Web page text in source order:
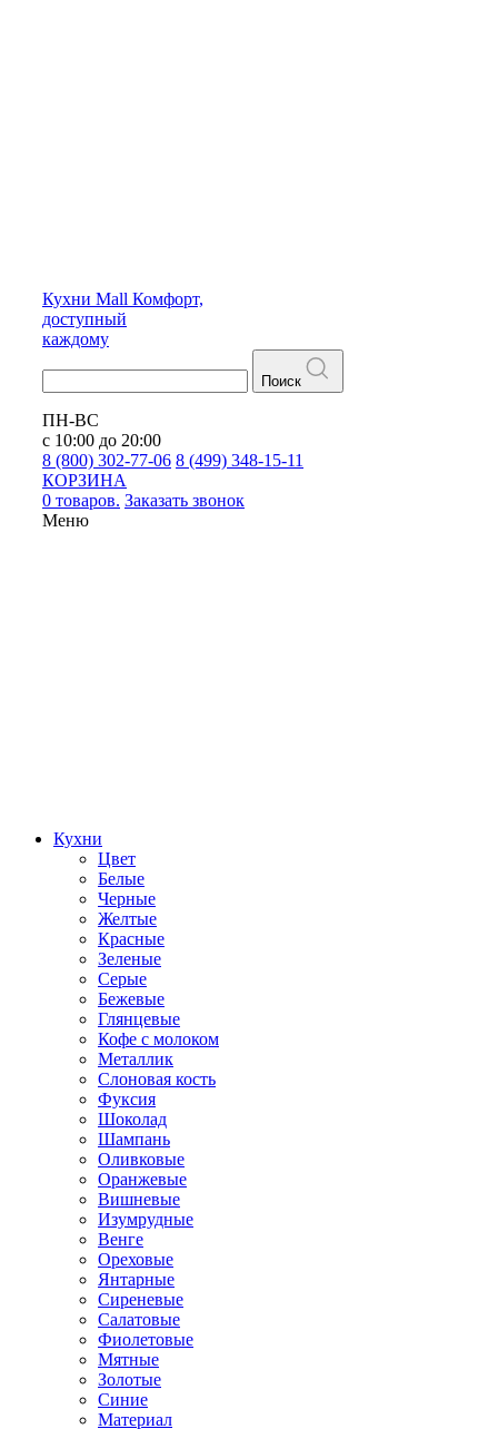
Кухни Mall Комфорт,
доступный
каждому
Поиск
ПН-ВС
с 10:00 до 20:00
8 (800) 302-77-06 8 (499) 348-15-11
КОРЗИНА
0 товаров. Заказать звонок
Меню
Кухни
Цвет
Белые
Черные
Желтые
Красные
Зеленые
Серые
Бежевые
Глянцевые
Кофе с молоком
Металлик
Слоновая кость
Фуксия
Шоколад
Шампань
Оливковые
Оранжевые
Вишневые
Изумрудные
Венге
Ореховые
Янтарные
Сиреневые
Салатовые
Фиолетовые
Мятные
Золотые
Синие
Материал